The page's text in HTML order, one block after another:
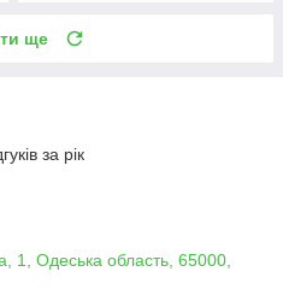
ще
за рік
1, Одеська область, 65000,